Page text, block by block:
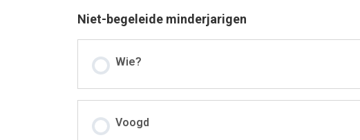
Niet-begeleide minderjarigen
Wie?
Voogd